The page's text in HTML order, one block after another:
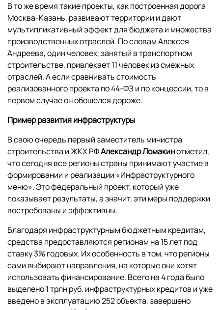
В то же время такие проекты, как построенная дорога
Москва-Казань, развивают территории и дают
мультипликативный эффект для бюджета и множества
производственных отраслей. По словам Алексея
Андреева, один человек, занятый в транспортном
строительстве, привлекает 11 человек из смежных
отраслей. А если сравнивать стоимость
реализованного проекта по 44-ФЗ и по концессии, то в
первом случае он обошелся дороже.
Пример развития инфраструктуры
В свою очередь первый заместитель министра
строительства и ЖКХ РФАлександр Ломакинотметил,
что сегодня все регионы страны принимают участие в
формировании и реализации «Инфраструктурного
меню». Это федеральный проект, который уже
показывает результаты, а значит, эти меры поддержки
востребованы и эффективны.
Благодаря инфраструктурным бюджетным кредитам,
средства предоставляются регионам на 15 лет под
ставку 3% годовых. Их особенность в том, что регионы
сами выбирают направления, на которые они хотят
использовать финансирование. Всего на 4 года было
выделено 1 трлн руб. инфраструктурных кредитов и уже
введено в эксплуатацию 252 объекта, завершено